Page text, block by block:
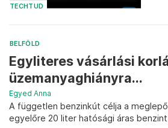
TECHTUD
BELFÖLD
Egyliteres vásárlási
üzemanyaghiányra...
Egyed Anna
A független benzinkút célja a
egyelőre 20 liter hatósági áras